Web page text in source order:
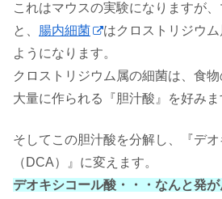
これはマウスの実験になりますが
と、 腸内細菌
はクロストリジウ
ようになります。
クロストリジウム属の細菌は、食
大量に作られる『胆汁酸』を好みま
そしてこの胆汁酸を分解し、『デ
（DCA）』に変えます。
デオキシコール酸・・・なんと発